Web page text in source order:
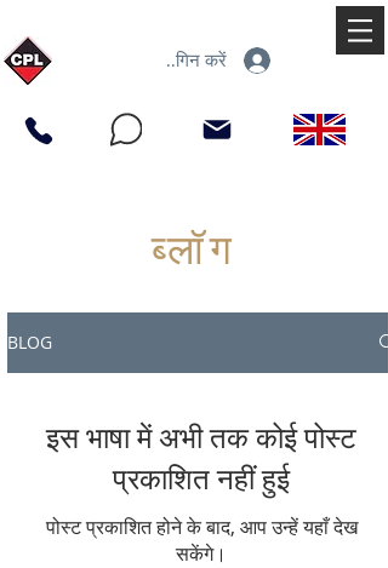
लॉगिन करें
ब्लॉग
BLOG
इस भाषा में अभी तक कोई पोस्ट
प्रकाशित नहीं हुई
पोस्ट प्रकाशित होने के बाद, आप उन्हें यहाँ देख
सकेंगे।